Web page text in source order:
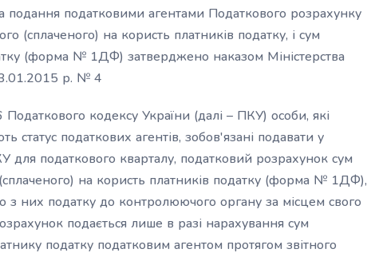
подання податковими агентами Податкового розрахунку
(сплаченого) на користь платників податку, і сум
(форма № 1ДФ) затверджено наказом Міністерства
р. № 4
кодексу України (далі – ПКУ) особи, які
статус податкових агентів, зобов'язані подавати у
для податкового кварталу, податковий розрахунок сум
на користь платників податку (форма № 1ДФ),
з них податку до контролюючого органу за місцем свого
подається лише в разі нарахування сум
податку податковим агентом протягом звітного